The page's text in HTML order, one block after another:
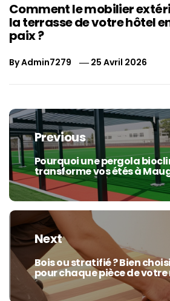
Comment le mobilier
la terrasse de votre hôtel
paix ?
ByAdmin7279 25 Avril 2026
Navigation
de
l’article
Previous
Previous
post:
Pourquoi une pergola
transforme vos étés à
Next
Next
post:
Bois ou stratifié ? Bien
pour chaque pièce de